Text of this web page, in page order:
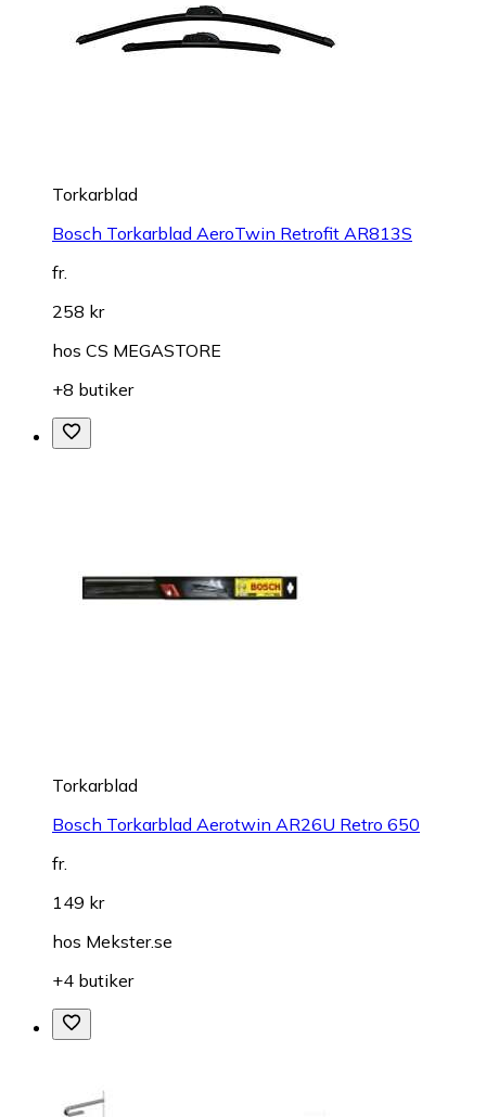
Torkarblad
Bosch Torkarblad AeroTwin Retrofit AR813S
fr.
258 kr
hos CS MEGASTORE
+8 butiker
Torkarblad
Bosch Torkarblad Aerotwin AR26U Retro 650
fr.
149 kr
hos Mekster.se
+4 butiker